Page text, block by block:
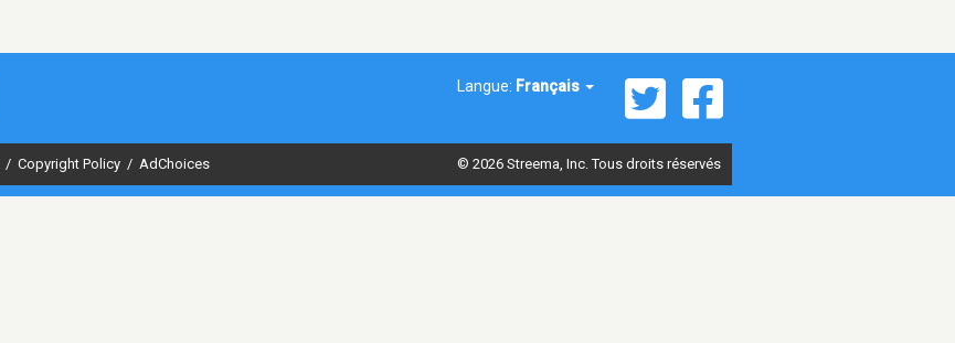
Langue: Français
/ Copyright Policy / AdChoices © 2026 Streema, Inc. Tous droits réservés